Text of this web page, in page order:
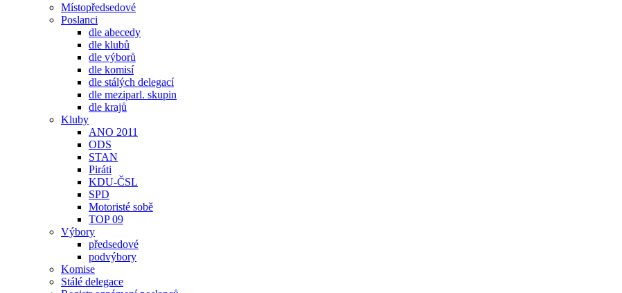
Místopředsedové
Poslanci
dle abecedy
dle klubů
dle výborů
dle komisí
dle stálých delegací
dle meziparl. skupin
dle krajů
Kluby
ANO 2011
ODS
STAN
Piráti
KDU-ČSL
SPD
Motoristé sobě
TOP 09
Výbory
předsedové
podvýbory
Komise
Stálé delegace